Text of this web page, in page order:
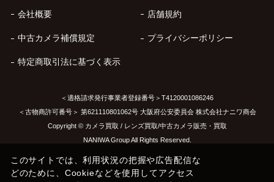
会社概要 店舗規約
中古カメラ補償規定 プライバシーポリシー
特定商取引法に基づく表示
＜適格請求発行事業者登録番号＞T4120001086246
＜古物商許可番号＞ 第621110801062号 大阪府公安委員会 株式会社ナニワ商会
Copyright © カメラ買取 / レンズ買取/中古カメラ販売・買取
NANIWA Group All Rights Reserved.
このサイトでは、利用状況の把握や広告配信な
どのために、Cookieなどを使用してアクセス